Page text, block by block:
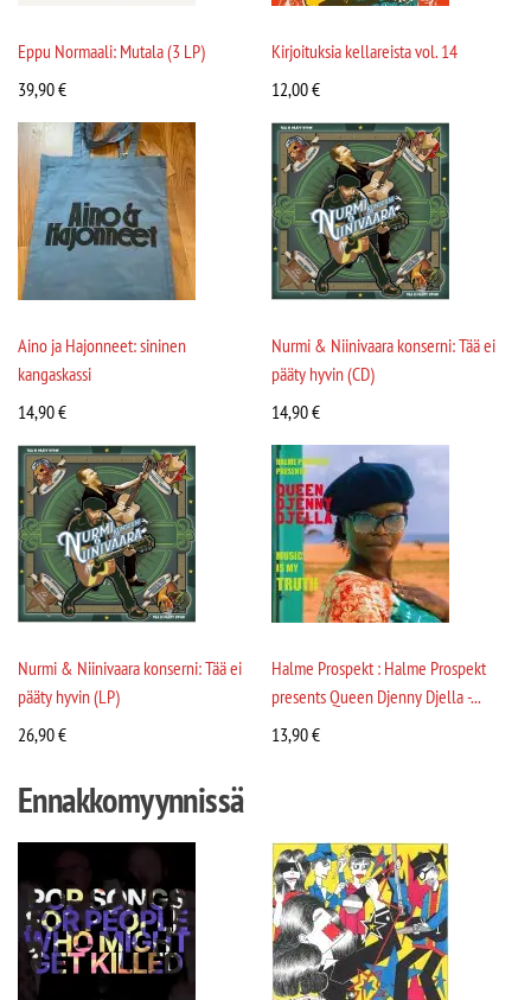
Eppu Normaali: Mutala (3 LP)
39,90€
Kirjoituksia kellareista vol. 14
12,00€
Aino ja Hajonneet: sininen
kangaskassi
14,90€
Nurmi & Niinivaara konserni: Tää ei
pääty hyvin (CD)
14,90€
Nurmi & Niinivaara konserni: Tää ei
pääty hyvin (LP)
26,90€
Halme Prospekt : Halme Prospekt
presents Queen Djenny Djella -...
13,90€
Ennakkomyynnissä